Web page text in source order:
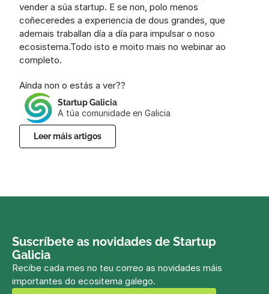
vender a súa startup. E se non, polo menos
coñeceredes a experiencia de dous grandes, que
ademais traballan día a día para impulsar o noso
ecosistema.Todo isto e moito mais no webinar ao
completo.
Aínda non o estás a ver??
Startup Galicia
A túa comunidade en Galicia
Leer máis artigos
Suscríbete as novidades de Startup
Galicia
Recibe cada mes no teu correo as novidades máis
importantes do ecositema galego.